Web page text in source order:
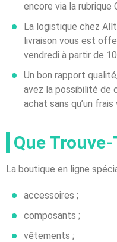
encore via la rubrique
La logistique chez
livraison vous est
vendredi à partir de
Un bon rapport
avez la possibilité de
achat sans qu’un
Que
La boutique en ligne
accessoires ;
composants ;
vêtements ;